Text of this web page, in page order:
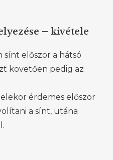
– kivétele
sínt először a hátsó
követően pedig az
érdemes először
a sínt, utána